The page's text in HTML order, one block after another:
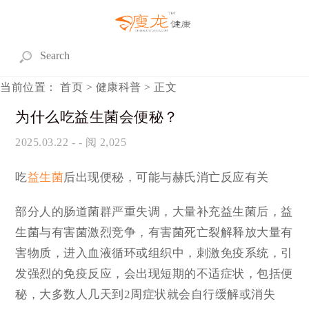
当前位置： 首页 > 健康科普 > 正文
为什么吃益生菌会便秘？
2025.03.22 - - 阅 2,025
吃益生菌后出现便秘，可能与赫氏消亡反应有关
部分人的肠道菌群严重失调，大量补充益生菌后，益
生菌与有害菌激烈竞争，有害菌死亡裂解释放大量有
害物质，进入血液循环或组织中，刺激免疫系统，引
发强烈的免疫反应，会出现短期的不适症状，包括便
秘，大多数人几天到2周症状就会自行缓解或消失